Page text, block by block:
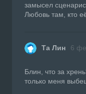
замысел
Любовь там, кто
Та Лин 6
Блин, что за
только меня